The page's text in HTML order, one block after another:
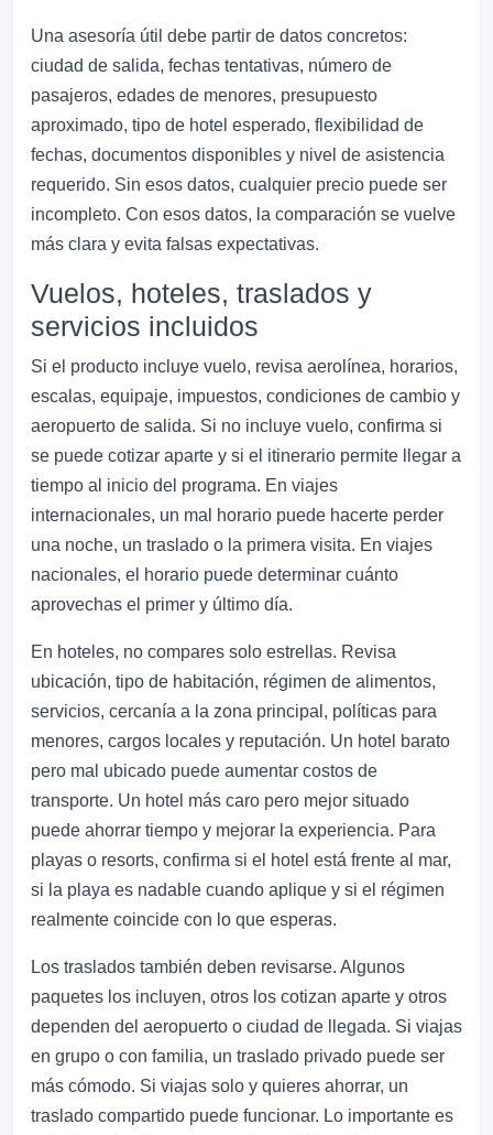
Una asesoría útil debe partir de datos concretos:
ciudad de salida, fechas tentativas, número de
pasajeros, edades de menores, presupuesto
aproximado, tipo de hotel esperado, flexibilidad de
fechas, documentos disponibles y nivel de asistencia
requerido. Sin esos datos, cualquier precio puede ser
incompleto. Con esos datos, la comparación se vuelve
más clara y evita falsas expectativas.
Vuelos, hoteles, traslados y
servicios incluidos
Si el producto incluye vuelo, revisa aerolínea, horarios,
escalas, equipaje, impuestos, condiciones de cambio y
aeropuerto de salida. Si no incluye vuelo, confirma si
se puede cotizar aparte y si el itinerario permite llegar a
tiempo al inicio del programa. En viajes
internacionales, un mal horario puede hacerte perder
una noche, un traslado o la primera visita. En viajes
nacionales, el horario puede determinar cuánto
aprovechas el primer y último día.
En hoteles, no compares solo estrellas. Revisa
ubicación, tipo de habitación, régimen de alimentos,
servicios, cercanía a la zona principal, políticas para
menores, cargos locales y reputación. Un hotel barato
pero mal ubicado puede aumentar costos de
transporte. Un hotel más caro pero mejor situado
puede ahorrar tiempo y mejorar la experiencia. Para
playas o resorts, confirma si el hotel está frente al mar,
si la playa es nadable cuando aplique y si el régimen
realmente coincide con lo que esperas.
Los traslados también deben revisarse. Algunos
paquetes los incluyen, otros los cotizan aparte y otros
dependen del aeropuerto o ciudad de llegada. Si viajas
en grupo o con familia, un traslado privado puede ser
más cómodo. Si viajas solo y quieres ahorrar, un
traslado compartido puede funcionar. Lo importante es